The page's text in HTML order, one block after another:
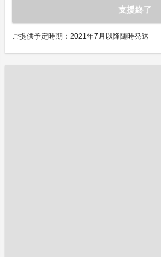
支援終了
ご提供予定時期：2021年7月以降随時発送